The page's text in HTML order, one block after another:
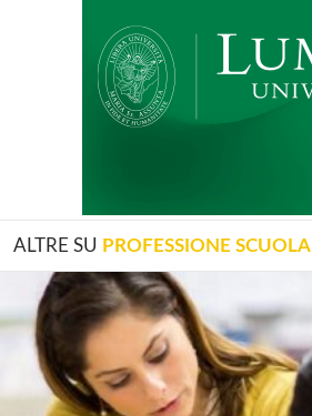
ALTRE SU PROFESSIONE SCUOLA